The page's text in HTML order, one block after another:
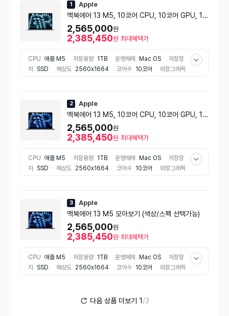
1 Apple
맥북에어 13 M5, 10코어 CPU, 10코어 GPU, 16
GB RAM, 1TB SSD - 스카이 블루 [MDHJ4KH/
A]
2,565,000원
2,385,450원 최대혜택가
CPU 애플 M5 저장용량 1TB 운영체제 Mac OS
저장장
치
SSD 해상도 2560x1664 코어수 10코어
외장그래픽
2 Apple
맥북에어 13 M5, 10코어 CPU, 10코어 GPU, 16
GB RAM, 1TB SSD - 미드나이트 [MDHF4KH/
A]
2,565,000원
2,385,450원 최대혜택가
CPU 애플 M5 저장용량 1TB 운영체제 Mac OS
저장장
치
SSD 해상도 2560x1664 코어수 10코어
외장그래픽
3 Apple
맥북에어 13 M5 모아보기 (색상/스펙 선택가능)
2,565,000원
2,385,450원 최대혜택가
CPU 애플 M5 저장용량 1TB 운영체제 Mac OS
저장장
치
SSD 해상도 2560x1664 코어수 10코어
외장그래픽
다음 상품 더보기 1 /3